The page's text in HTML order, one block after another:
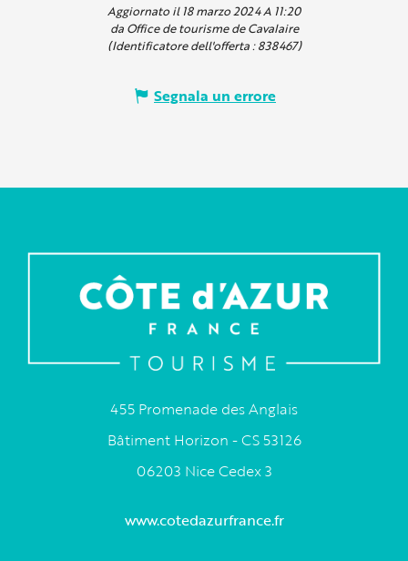
Aggiornato il 18 marzo 2024 A 11:20
da Office de tourisme de Cavalaire
(Identificatore dell'offerta :838467)
Segnala un errore
455 Promenade des Anglais
Bâtiment Horizon - CS 53126
06203 Nice Cedex 3
www.cotedazurfrance.fr